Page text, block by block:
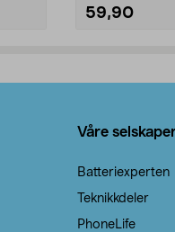
59,90
Våre
Batteriexperten
Teknikkdeler
PhoneLife